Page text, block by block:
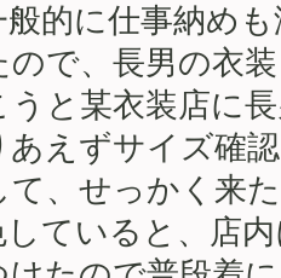
般的に仕事納め
ので、長男の衣
うと某衣装店に
あえずサイズ確
て、せっかく来
していると、店